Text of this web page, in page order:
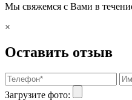
Мы свяжемся с Вами в
×
Оставить отзыв
Загрузите фото: